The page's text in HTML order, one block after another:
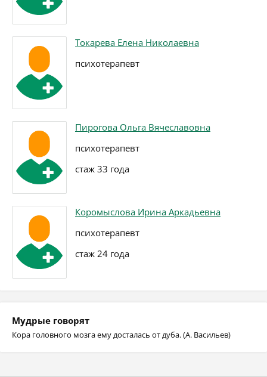
Токарева Елена Николаевна
психотерапевт
Пирогова Ольга Вячеславовна
психотерапевт
стаж 33 года
Коромыслова Ирина Аркадьевна
психотерапевт
стаж 24 года
Мудрые говорят
Кора головного мозга ему досталась от дуба. (А. Васильев)